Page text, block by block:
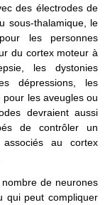
des électrodes de
sous-thalamique, le
les personnes
du cortex moteur à
les dystonies
dépressions, les
les aveugles ou
devraient aussi
de contrôler un
au cortex
de neurones
qui peut compliquer